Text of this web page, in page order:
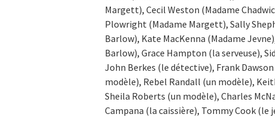
Margett), Cecil Weston (Madame
Plowright (Madame Margett), Sally
Barlow), Kate MacKenna (Madame
Barlow), Grace Hampton (la serveuse),
John Berkes (le détective), Frank
modèle), Rebel Randall (un modèle),
Sheila Roberts (un modèle), Charles
Campana (la caissière), Tommy Cook (le